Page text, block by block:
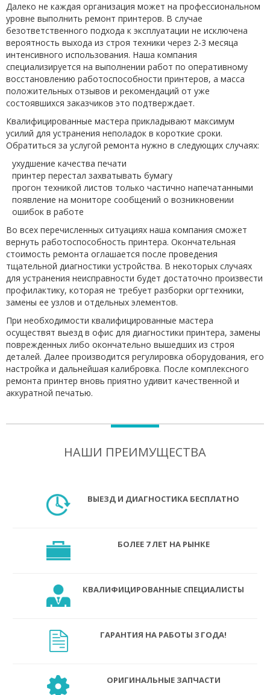
Далеко не каждая организация может на профессиональном
уровне выполнить ремонт принтеров. В случае
безответственного подхода к эксплуатации не исключена
вероятность выхода из строя техники через 2-3 месяца
интенсивного использования. Наша компания
специализируется на выполнении работ по оперативному
восстановлению работоспособности принтеров, а масса
положительных отзывов и рекомендаций от уже
состоявшихся заказчиков это подтверждает.
Квалифицированные мастера прикладывают максимум
усилий для устранения неполадок в короткие сроки.
Обратиться за услугой ремонта нужно в следующих случаях:
ухудшение качества печати
принтер перестал захватывать бумагу
прогон техникой листов только частично напечатанными
появление на мониторе сообщений о возникновении
ошибок в работе
Во всех перечисленных ситуациях наша компания сможет
вернуть работоспособность принтера. Окончательная
стоимость ремонта оглашается после проведения
тщательной диагностики устройства. В некоторых случаях
для устранения неисправности будет достаточно произвести
профилактику, которая не требует разборки оргтехники,
замены ее узлов и отдельных элементов.
При необходимости квалифицированные мастера
осуществят выезд в офис для диагностики принтера, замены
поврежденных либо окончательно вышедших из строя
деталей. Далее производится регулировка оборудования, его
настройка и дальнейшая калибровка. После комплексного
ремонта принтер вновь приятно удивит качественной и
аккуратной печатью.
НАШИ ПРЕИМУЩЕСТВА
ВЫЕЗД И ДИАГНОСТИКА БЕСПЛАТНО
БОЛЕЕ 7 ЛЕТ НА РЫНКЕ
КВАЛИФИЦИРОВАННЫЕ СПЕЦИАЛИСТЫ
ГАРАНТИЯ НА РАБОТЫ 3 ГОДА!
ОРИГИНАЛЬНЫЕ ЗАПЧАСТИ